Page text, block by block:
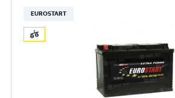
EUROSTART